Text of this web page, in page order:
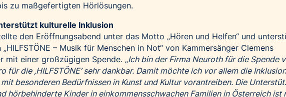
zu maßgefertigten Hörlösungen.
kulturelle Inklusion
den Eröffnungsabend unter das Motto „Hören und Helfen“ und
„HILFSTÖNE – Musik für Menschen in Not“ von Kammersänger Clemens
mit einer großzügigen Spende. „Ich bin der Firma Neuroth für die Spende
für die ,HILFSTÖNE‘ sehr dankbar. Damit möchte ich vor allem die
besonderen Bedürfnissen in Kunst und Kultur vorantreiben. Die
hörbehinderte Kinder in einkommensschwachen Familien in Österreich ist